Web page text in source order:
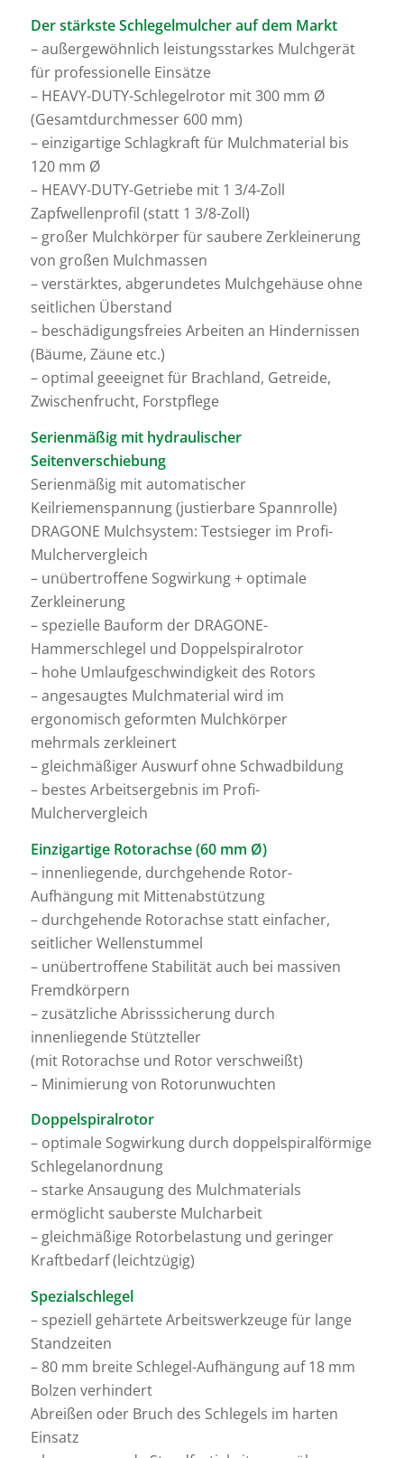
Der stärkste Schlegelmulcher auf dem Markt
– außergewöhnlich leistungsstarkes Mulchgerät
für professionelle Einsätze
– HEAVY-DUTY-Schlegelrotor mit 300 mm Ø
(Gesamtdurchmesser 600 mm)
– einzigartige Schlagkraft für Mulchmaterial bis
120 mm Ø
– HEAVY-DUTY-Getriebe mit 1 3/4-Zoll
Zapfwellenprofil (statt 1 3/8-Zoll)
– großer Mulchkörper für saubere Zerkleinerung
von großen Mulchmassen
– verstärktes, abgerundetes Mulchgehäuse ohne
seitlichen Überstand
– beschädigungsfreies Arbeiten an Hindernissen
(Bäume, Zäune etc.)
– optimal geeeignet für Brachland, Getreide,
Zwischenfrucht, Forstpflege
Serienmäßig mit hydraulischer
Seitenverschiebung
Serienmäßig mit automatischer
Keilriemenspannung (justierbare Spannrolle)
DRAGONE Mulchsystem: Testsieger im Profi-
Mulchervergleich
– unübertroffene Sogwirkung + optimale
Zerkleinerung
– spezielle Bauform der DRAGONE-
Hammerschlegel und Doppelspiralrotor
– hohe Umlaufgeschwindigkeit des Rotors
– angesaugtes Mulchmaterial wird im
ergonomisch geformten Mulchkörper
mehrmals zerkleinert
– gleichmäßiger Auswurf ohne Schwadbildung
– bestes Arbeitsergebnis im Profi-
Mulchervergleich
Einzigartige Rotorachse (60 mm Ø)
– innenliegende, durchgehende Rotor-
Aufhängung mit Mittenabstützung
– durchgehende Rotorachse statt einfacher,
seitlicher Wellenstummel
– unübertroffene Stabilität auch bei massiven
Fremdkörpern
– zusätzliche Abrisssicherung durch
innenliegende Stützteller
(mit Rotorachse und Rotor verschweißt)
– Minimierung von Rotorunwuchten
Doppelspiralrotor
– optimale Sogwirkung durch doppelspiralförmige
Schlegelanordnung
– starke Ansaugung des Mulchmaterials
ermöglicht sauberste Mulcharbeit
– gleichmäßige Rotorbelastung und geringer
Kraftbedarf (leichtzügig)
Spezialschlegel
– speziell gehärtete Arbeitswerkzeuge für lange
Standzeiten
– 80 mm breite Schlegel-Aufhängung auf 18 mm
Bolzen verhindert
Abreißen oder Bruch des Schlegels im harten
Einsatz